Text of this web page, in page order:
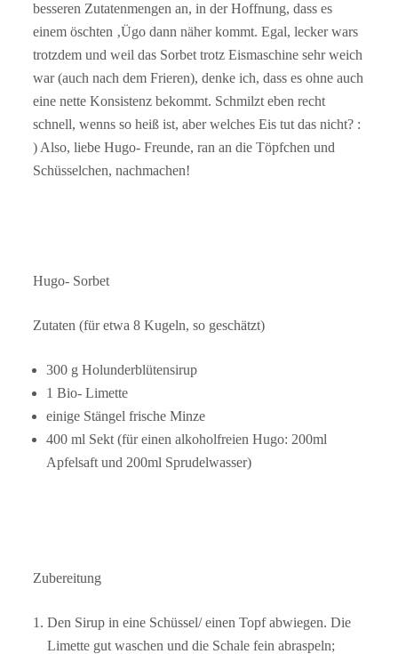
besseren Zutatenmengen an, in der Hoffnung, dass es
einem öschten ‚Ügo dann näher kommt. Egal, lecker wars
trotzdem und weil das Sorbet trotz Eismaschine sehr weich
war (auch nach dem Frieren), denke ich, dass es ohne auch
eine nette Konsistenz bekommt. Schmilzt eben recht
schnell, wenns so heiß ist, aber welches Eis tut das nicht? :
) Also, liebe Hugo- Freunde, ran an die Töpfchen und
Schüsselchen, nachmachen!
Hugo- Sorbet
Zutaten (für etwa 8 Kugeln, so geschätzt)
300 g Holunderblütensirup
1 Bio- Limette
einige Stängel frische Minze
400 ml Sekt (für einen alkoholfreien Hugo: 200ml
Apfelsaft und 200ml Sprudelwasser)
Zubereitung
Den Sirup in eine Schüssel/ einen Topf abwiegen. Die
Limette gut waschen und die Schale fein abraspeln;